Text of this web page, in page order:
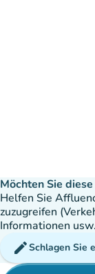
Möchten Sie
Helfen Sie
zuzugreifen
Informationen
editSchlagen Sie